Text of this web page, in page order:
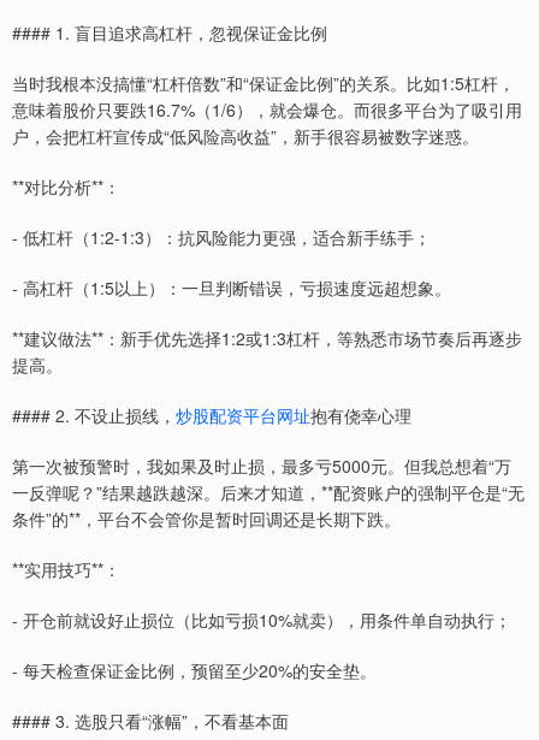
#### 1. 盲目追求高杠杆，忽视保证金比例
当时我根本没搞懂“杠杆倍数”和“保证金比例”的关系。比如1:5杠杆，
意味着股价只要跌16.7%（1/6），就会爆仓。而很多平台为了吸引用
户，会把杠杆宣传成“低风险高收益”，新手很容易被数字迷惑。
**对比分析**：
- 低杠杆（1:2-1:3）：抗风险能力更强，适合新手练手；
- 高杠杆（1:5以上）：一旦判断错误，亏损速度远超想象。
**建议做法**：新手优先选择1:2或1:3杠杆，等熟悉市场节奏后再逐步
提高。
#### 2. 不设止损线， 炒股配资平台网址抱有侥幸心理
第一次被预警时，我如果及时止损，最多亏5000元。但我总想着“万
一反弹呢？”结果越跌越深。后来才知道，**配资账户的强制平仓是“无
条件”的**，平台不会管你是暂时回调还是长期下跌。
**实用技巧**：
- 开仓前就设好止损位（比如亏损10%就卖），用条件单自动执行；
- 每天检查保证金比例，预留至少20%的安全垫。
#### 3. 选股只看“涨幅”，不看基本面